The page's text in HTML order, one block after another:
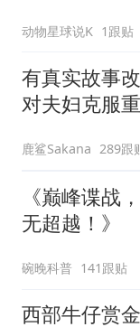
着5名追梦人
深海
动物星球说K 1跟贴
有真实故事
对夫妇克服
鹿鲨Sakana 289跟
《巅峰谍战
无超越！》
碗晚科普 141跟贴
西部牛仔赏